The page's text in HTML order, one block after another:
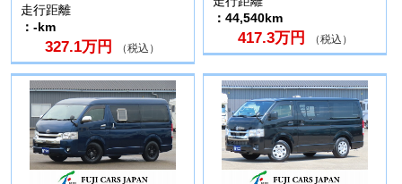
走行距離
：-km
327.1万円 （税込）
：44,540km
417.3万円 （税込）